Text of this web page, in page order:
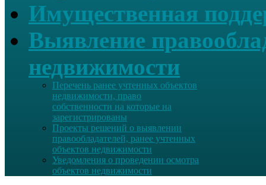
Имущественная
Выявление
недвижимости
Перечень ранее учтенных объектов
недвижимости, право
собственности на которые на
зарегистрированы
Проекты решений о выявлении
правообладателей, ранее учтенных
объектов недвижимости
Уведомления о проведении осмотра
объектов недвижимости